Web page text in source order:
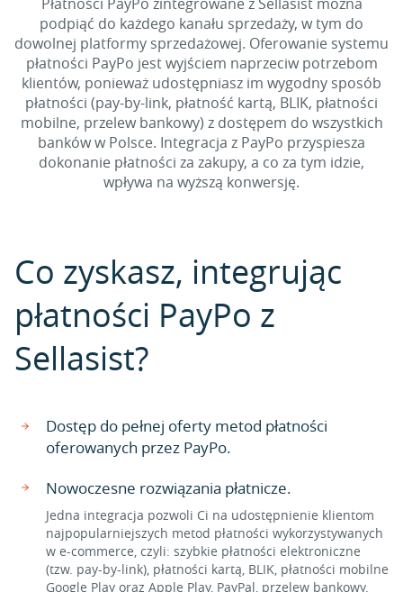
podpiąć do każdego kanału sprzedaży, w tym do
dowolnej platformy sprzedażowej. Oferowanie systemu
płatności PayPo jest wyjściem naprzeciw potrzebom
klientów, ponieważ udostępniasz im wygodny sposób
płatności (pay-by-link, płatność kartą, BLIK, płatności
mobilne, przelew bankowy) z dostępem do wszystkich
banków w Polsce. Integracja z PayPo przyspiesza
dokonanie płatności za zakupy, a co za tym idzie,
wpływa na wyższą konwersję.
Co zyskasz, integrując
płatności PayPo z
Sellasist?
Dostęp do pełnej oferty metod płatności
oferowanych przez PayPo.
Nowoczesne rozwiązania płatnicze.
Jedna integracja pozwoli Ci na udostępnienie klientom
najpopularniejszych metod płatności wykorzystywanych
w e-commerce, czyli: szybkie płatności elektroniczne
(tzw. pay-by-link), płatności kartą, BLIK, płatności mobilne
Google Play oraz Apple Play, PayPal, przelew bankowy.